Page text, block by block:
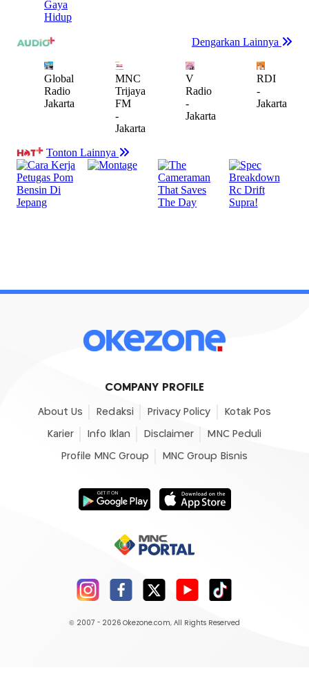
COMPANY PROFILE
About Us Redaksi Privacy Policy Kotak Pos
Karier Info Iklan Disclaimer MNC Peduli
Profile MNC Group MNC Group Bisnis
© 2007 - 2026 Okezone.com, All Rights Reserved